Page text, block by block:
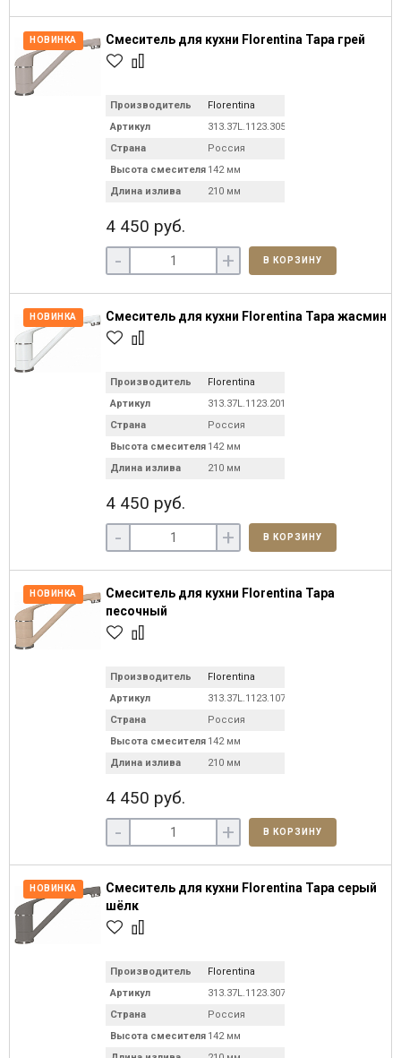
НОВИНКА Смеситель для кухни Florentina Тара грей
Производитель
Florentina
Артикул
313.37L.1123.305
Страна
Россия
Высота смесителя 142 мм
Длина излива
210 мм
4 450 руб.
- + В КОРЗИНУ
НОВИНКА Смеситель для кухни Florentina Тара жасмин
Производитель
Florentina
Артикул
313.37L.1123.201
Страна
Россия
Высота смесителя 142 мм
Длина излива
210 мм
4 450 руб.
- + В КОРЗИНУ
НОВИНКА
Смеситель для кухни Florentina Тара
песочный
Производитель
Florentina
Артикул
313.37L.1123.107
Страна
Россия
Высота смесителя 142 мм
Длина излива
210 мм
4 450 руб.
- + В КОРЗИНУ
НОВИНКА
Смеситель для кухни Florentina Тара серый
шёлк
Производитель
Florentina
Артикул
313.37L.1123.307
Страна
Россия
Высота смесителя 142 мм